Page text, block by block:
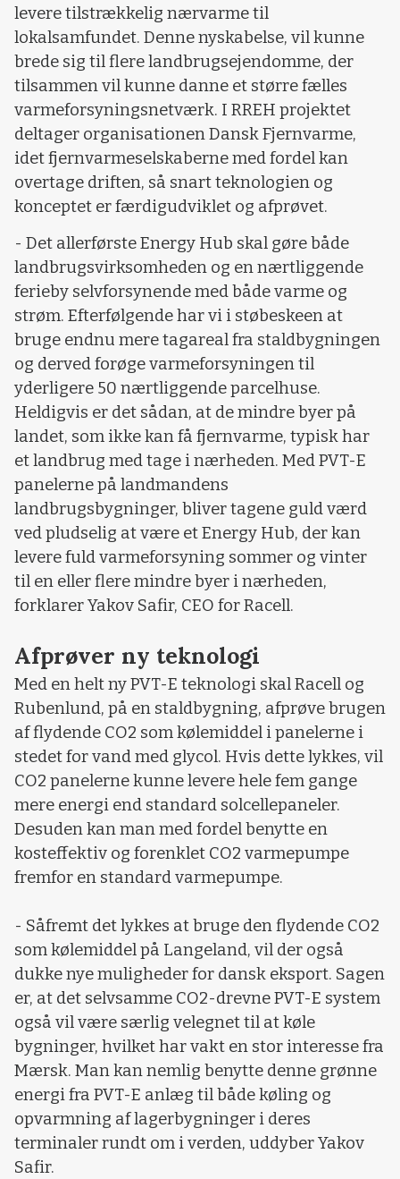
levere tilstrækkelig nærvarme til
lokalsamfundet. Denne nyskabelse, vil kunne
brede sig til flere landbrugsejendomme, der
tilsammen vil kunne danne et større fælles
varmeforsyningsnetværk. I RREH projektet
deltager organisationen Dansk Fjernvarme,
idet fjernvarmeselskaberne med fordel kan
overtage driften, så snart teknologien og
konceptet er færdigudviklet og afprøvet.
- Det allerførste Energy Hub skal gøre både
landbrugsvirksomheden og en nærtliggende
ferieby selvforsynende med både varme og
strøm. Efterfølgende har vi i støbeskeen at
bruge endnu mere tagareal fra staldbygningen
og derved forøge varmeforsyningen til
yderligere 50 nærtliggende parcelhuse.
Heldigvis er det sådan, at de mindre byer på
landet, som ikke kan få fjernvarme, typisk har
et landbrug med tage i nærheden. Med PVT-E
panelerne på landmandens
landbrugsbygninger, bliver tagene guld værd
ved pludselig at være et Energy Hub, der kan
levere fuld varmeforsyning sommer og vinter
til en eller flere mindre byer i nærheden,
forklarer Yakov Safir, CEO for Racell.
Afprøver ny teknologi
Med en helt ny PVT-E teknologi skal Racell og
Rubenlund, på en staldbygning, afprøve brugen
af flydende CO2 som kølemiddel i panelerne i
stedet for vand med glycol. Hvis dette lykkes, vil
CO2 panelerne kunne levere hele fem gange
mere energi end standard solcellepaneler.
Desuden kan man med fordel benytte en
kosteffektiv og forenklet CO2 varmepumpe
fremfor en standard varmepumpe.
- Såfremt det lykkes at bruge den flydende CO2
som kølemiddel på Langeland, vil der også
dukke nye muligheder for dansk eksport. Sagen
er, at det selvsamme CO2-drevne PVT-E system
også vil være særlig velegnet til at køle
bygninger, hvilket har vakt en stor interesse fra
Mærsk. Man kan nemlig benytte denne grønne
energi fra PVT-E anlæg til både køling og
opvarmning af lagerbygninger i deres
terminaler rundt om i verden, uddyber Yakov
Safir.